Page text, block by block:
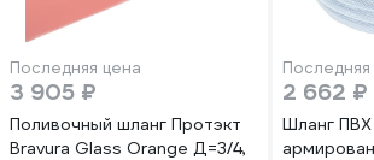
Последняя цена
3 905 ₽
Поливочный шланг Протэкт
Bravura Glass Orange Д=3/4,
Последняя
2 662 ₽
Шланг